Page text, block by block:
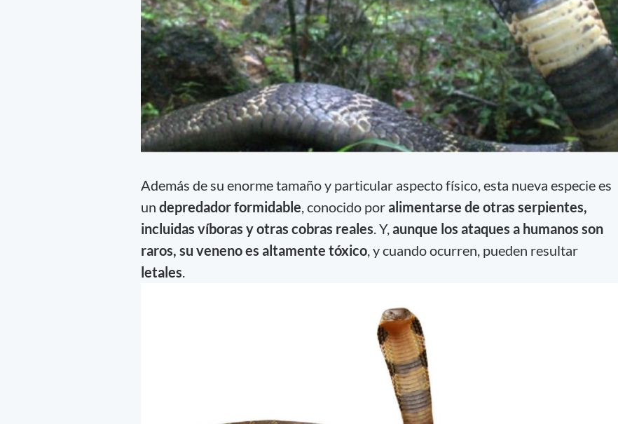
Además de su enorme tamaño y particular aspecto físico, esta nueva especie es
un depredador formidable, conocido poralimentarse de otras serpientes,
incluidas víboras y otras cobras reales. Y,aunque los ataques a humanos son
raros, su veneno es altamente tóxico, y cuando ocurren, pueden resultar
letales.